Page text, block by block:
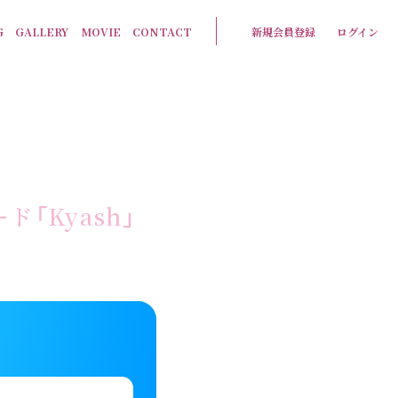
GALLERY MOVIE CONTACT 新規会員登録 ログイン
「Kyash」